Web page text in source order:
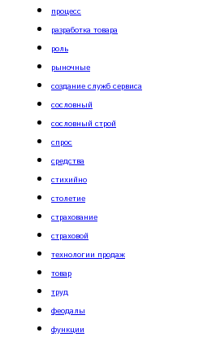
процесс
разработка товара
роль
рыночные
создание служб сервиса
сословный
сословный строй
спрос
средства
стихийно
столетие
страхование
страховой
технологии продаж
товар
труд
феодалы
функции